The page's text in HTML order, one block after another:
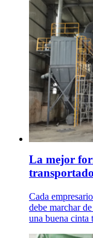
La mejor
Cada
debe marchar
una buena cinta